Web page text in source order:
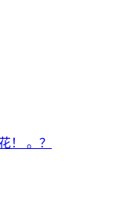
！ 。？